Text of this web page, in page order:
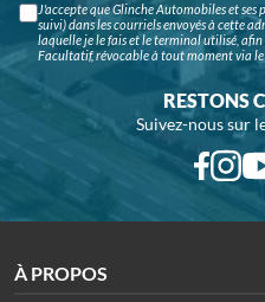
J'accepte que Glinche Automobiles et
suivi) dans les courriels envoyés à cette
laquelle je le fais et le terminal utilisé, afin
Facultatif, révocable à tout moment via le
RESTONS
Suivez-nous sur
À PROPOS